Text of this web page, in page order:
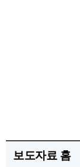
보도자료 홈